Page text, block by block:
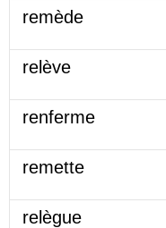
remède
relève
renferme
remette
relègue